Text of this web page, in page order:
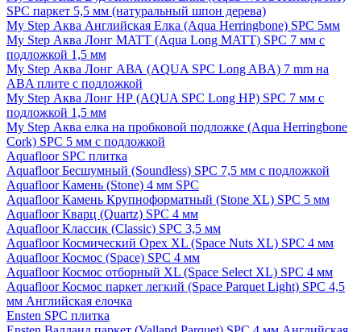
SPC паркет 5,5 мм (натуральный шпон дерева)
My Step Аква Английская Елка (Aqua Herringbone) SPC 5мм
My Step Аква Лонг MATT (Aqua Long MATT) SPC 7 мм с
подложкой 1,5 мм
My Step Аква Лонг АВА (AQUA SPC Long ABA) 7 mm на
ABA плите с подложкой
My Step Аква Лонг НР (AQUA SPC Long HP) SPC 7 мм с
подложкой 1,5 мм
My Step Аква елка на пробковой подложке (Aqua Herringbone
Cork) SPC 5 мм с подложкой
Aquafloor SPC плитка
Aquafloor Бесшумный (Soundless) SPC 7,5 мм с подложкой
Aquafloor Камень (Stone) 4 мм SPC
Aquafloor Камень Крупноформатный (Stone XL) SPC 5 мм
Aquafloor Кварц (Quartz) SPC 4 мм
Aquafloor Классик (Classic) SPC 3,5 мм
Aquafloor Космический Орех XL (Space Nuts XL) SPC 4 мм
Aquafloor Космос (Space) SPC 4 мм
Aquafloor Космос отборный XL (Space Select XL) SPC 4 мм
Aquafloor Космос паркет легкий (Space Parquet Light) SPC 4,5
мм Английская елочка
Ensten SPC плитка